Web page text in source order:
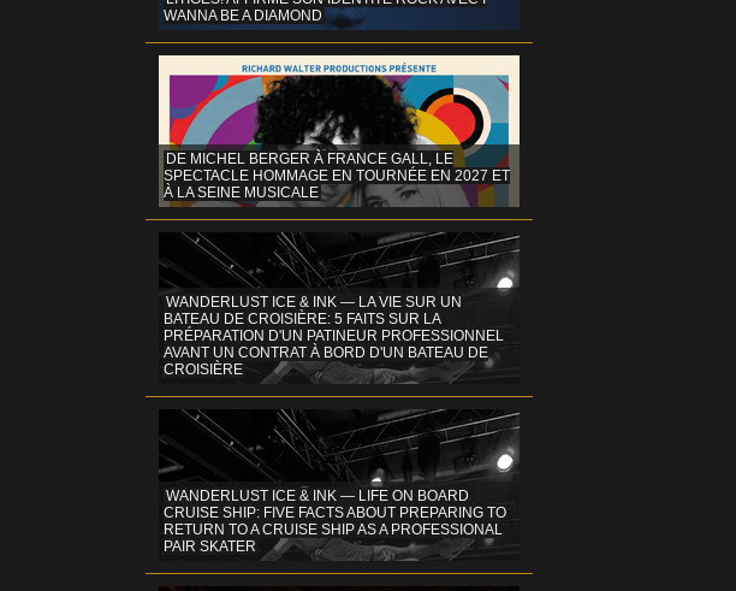
WANNA BE A DIAMOND
DE MICHEL BERGER À FRANCE GALL, LE
SPECTACLE HOMMAGE EN TOURNÉE EN 2027 ET
À LA SEINE MUSICALE
WANDERLUST ICE & INK — LA VIE SUR UN
BATEAU DE CROISIÈRE: 5 FAITS SUR LA
PRÉPARATION D'UN PATINEUR PROFESSIONNEL
AVANT UN CONTRAT À BORD D'UN BATEAU DE
CROISIÈRE
WANDERLUST ICE & INK — LIFE ON BOARD
CRUISE SHIP: FIVE FACTS ABOUT PREPARING TO
RETURN TO A CRUISE SHIP AS A PROFESSIONAL
PAIR SKATER